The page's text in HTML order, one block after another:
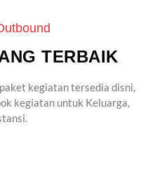
TERBAIK
kegiatan tersedia disni,
kegiatan untuk Keluarga,